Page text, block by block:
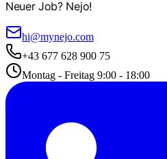
Neuer Job? Nejo!
hi@mynejo.com
+43 677 628 900 75
Montag - Freitag 9:00 - 18:00